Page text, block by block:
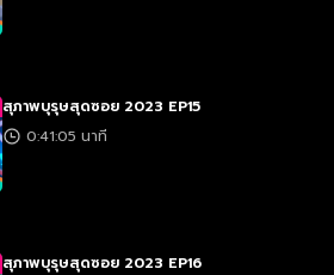
สุภาพบุรุษสุดซอย 2023 EP15
0:41:05 นาที
สุภาพบุรุษสุดซอย 2023 EP16